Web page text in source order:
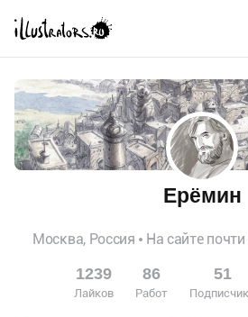
Ерёмин
Москва, Россия На сайте
1239
Лайков
86
Работ
51